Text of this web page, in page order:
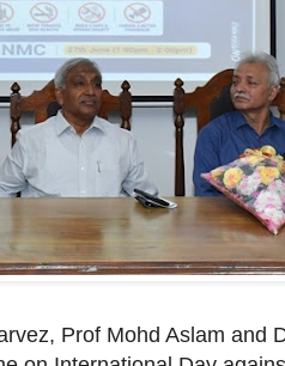
Prof Mohd Aslam and